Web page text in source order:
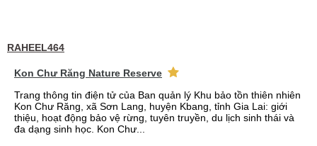
RAHEEL464
Kon Chư Răng Nature Reserve
Trang thông tin điện tử của Ban quản lý Khu bảo tồn thiên nhiên
Kon Chư Răng, xã Sơn Lang, huyện Kbang, tỉnh Gia Lai: giới
thiệu, hoạt động bảo vệ rừng, tuyên truyền, du lịch sinh thái và
đa dạng sinh học. Kon Chư...